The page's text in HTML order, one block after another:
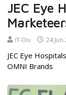
JEC Eye
IT-Div 24 Jun
JEC Eye
OMNI Brands